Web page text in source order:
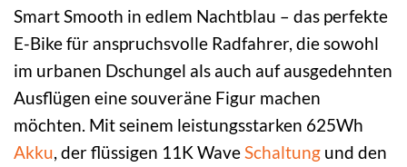
Smart Smooth in edlem Nachtblau – das perfekte
E-Bike für anspruchsvolle Radfahrer, die sowohl
im urbanen Dschungel als auch auf ausgedehnten
Ausflügen eine souveräne Figur machen
möchten. Mit seinem leistungsstarken 625Wh
Akku, der flüssigen 11K WaveSchaltung und den